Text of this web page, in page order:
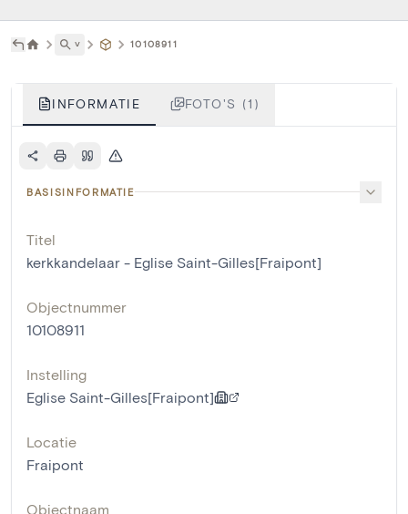
˅ 10108911
INFORMATIE FOTO'S (1)
BASISINFORMATIE
Titel
kerkkandelaar - Eglise Saint-Gilles[Fraipont]
Objectnummer
10108911
Instelling
Eglise Saint-Gilles[Fraipont]
Locatie
Fraipont
Objectnaam